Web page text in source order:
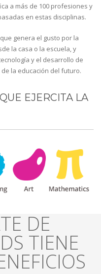
a más de 100 profesiones y
en estas disciplinas.
genera el gusto por la
la casa o la escuela, y
y el desarrollo de
la educación del futuro.
EJERCITA LA
DE
TIENE